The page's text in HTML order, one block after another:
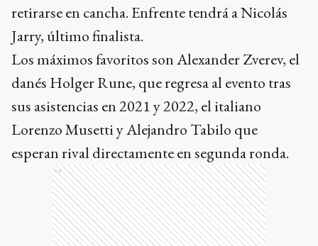
retirarse en cancha. Enfrente tendrá a Nicolás
Jarry, último finalista.
Los máximos favoritos son Alexander Zverev, el
danés Holger Rune, que regresa al evento tras
sus asistencias en 2021 y 2022, el italiano
Lorenzo Musetti y Alejandro Tabilo que
esperan rival directamente en segunda ronda.
Ads